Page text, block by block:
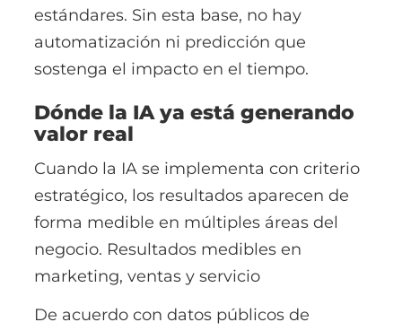
estándares. Sin esta base, no hay
automatización ni predicción que
sostenga el impacto en el tiempo.
Dónde la IA ya está generando
valor real
Cuando la IA se implementa con criterio
estratégico, los resultados aparecen de
forma medible en múltiples áreas del
negocio. Resultados medibles en
marketing, ventas y servicio
De acuerdo con datos públicos de